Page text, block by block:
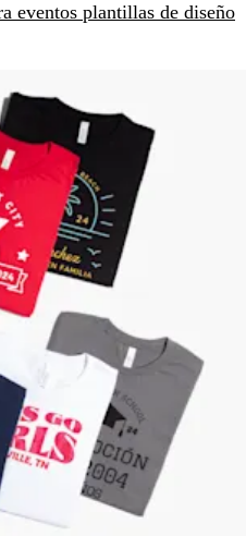
eventos plantillas de diseño